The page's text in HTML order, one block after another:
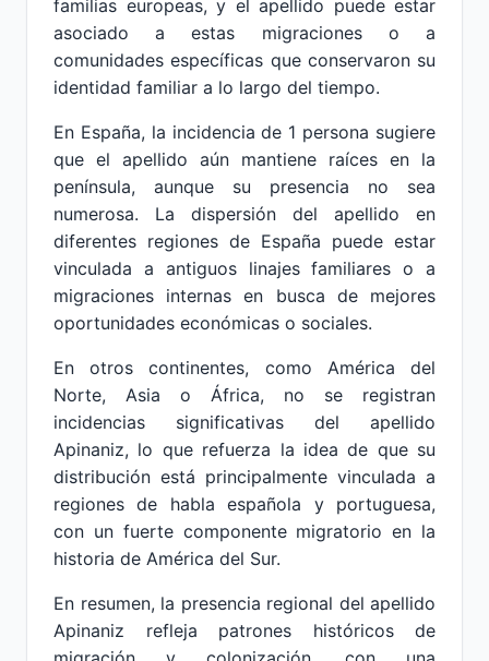
familias europeas, y el apellido puede estar
asociado a estas migraciones o a
comunidades específicas que conservaron su
identidad familiar a lo largo del tiempo.
En España, la incidencia de 1 persona sugiere
que el apellido aún mantiene raíces en la
península, aunque su presencia no sea
numerosa. La dispersión del apellido en
diferentes regiones de España puede estar
vinculada a antiguos linajes familiares o a
migraciones internas en busca de mejores
oportunidades económicas o sociales.
En otros continentes, como América del
Norte, Asia o África, no se registran
incidencias significativas del apellido
Apinaniz, lo que refuerza la idea de que su
distribución está principalmente vinculada a
regiones de habla española y portuguesa,
con un fuerte componente migratorio en la
historia de América del Sur.
En resumen, la presencia regional del apellido
Apinaniz refleja patrones históricos de